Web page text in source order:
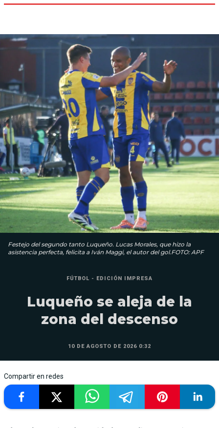
Festejo del segundo tanto Luqueño. Lucas Morales, que hizo la
asistencia perfecta, felicita a Iván Maggi, el autor del gol.FOTO: APF
FÚTBOL - EDICIÓN IMPRESA
Luqueño se aleja de la
zona del descenso
10 DE AGOSTO DE 2026 0:32
Compartir en redes